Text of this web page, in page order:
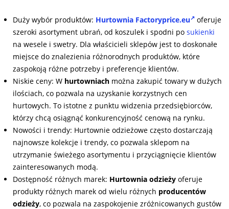
Duży wybór produktów: Hurtownia Factoryprice.eu
oferuje
szeroki asortyment ubrań, od koszulek i spodni po sukienki
na wesele i swetry. Dla właścicieli sklepów jest to doskonałe
miejsce do znalezienia różnorodnych produktów, które
zaspokoją różne potrzeby i preferencje klientów.
Niskie ceny: W hurtowniach można zakupić towary w dużych
ilościach, co pozwala na uzyskanie korzystnych cen
hurtowych. To istotne z punktu widzenia przedsiębiorców,
którzy chcą osiągnąć konkurencyjność cenową na rynku.
Nowości i trendy: Hurtownie odzieżowe często dostarczają
najnowsze kolekcje i trendy, co pozwala sklepom na
utrzymanie świeżego asortymentu i przyciągnięcie klientów
zainteresowanych modą.
Dostępność różnych marek: Hurtownia odzieży oferuje
produkty różnych marek od wielu różnych producentów
odzieży, co pozwala na zaspokojenie zróżnicowanych gustów